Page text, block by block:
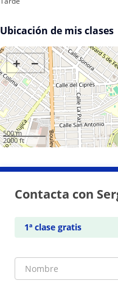
Ubicación de mis clases
+ −
500 m
2000 ft
Contacta con
1ª clase gratis